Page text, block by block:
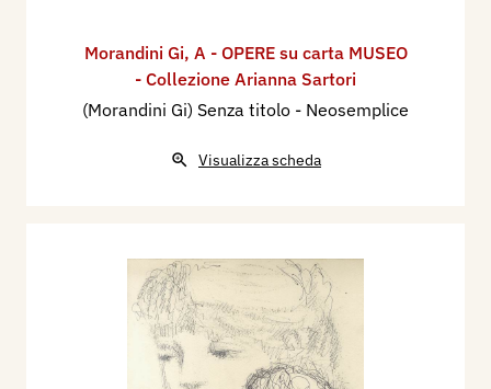
Morandini Gi, A - OPERE su carta MUSEO
- Collezione Arianna Sartori
(Morandini Gi) Senza titolo - Neosemplice
Visualizza scheda